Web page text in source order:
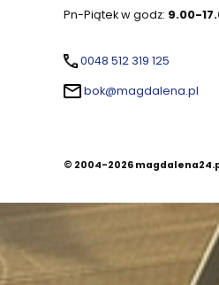
Pn-Piątek w godz: 9.00-
0048 512 319 125
bok@magdalena.pl
© 2004-2026